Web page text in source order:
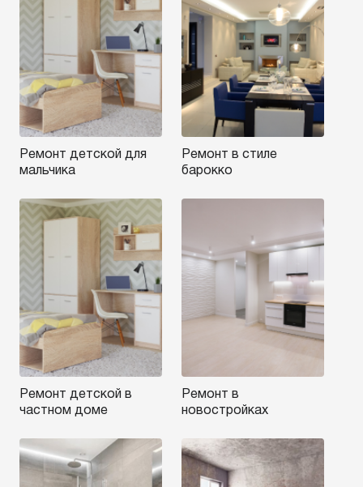
Ремонт детской для
мальчика
Ремонт в стиле
барокко
Ремонт детской в
частном доме
Ремонт в
новостройках